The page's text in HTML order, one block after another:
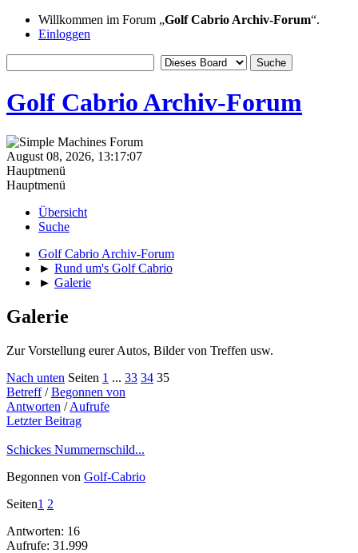
Willkommen im Forum „Golf Cabrio Archiv-Forum“.
Einloggen
Golf Cabrio Archiv-Forum
August 08, 2026, 13:17:07
Hauptmenü
Hauptmenü
Übersicht
Suche
Golf Cabrio Archiv-Forum
► Rund um's Golf Cabrio
► Galerie
Galerie
Zur Vorstellung eurer Autos, Bilder von Treffen usw.
Nach unten Seiten 1 ... 33 34 35
Betreff/Begonnen von
Antworten /Aufrufe
Letzter Beitrag
Schickes Nummernschild...
Begonnen von Golf-Cabrio
Seiten1 2
Antworten: 16
Aufrufe: 31.999